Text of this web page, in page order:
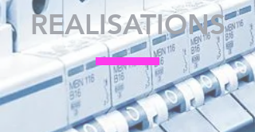
REALISATIONS
NOUVELLES REALISATIONS
INDUSTRIE